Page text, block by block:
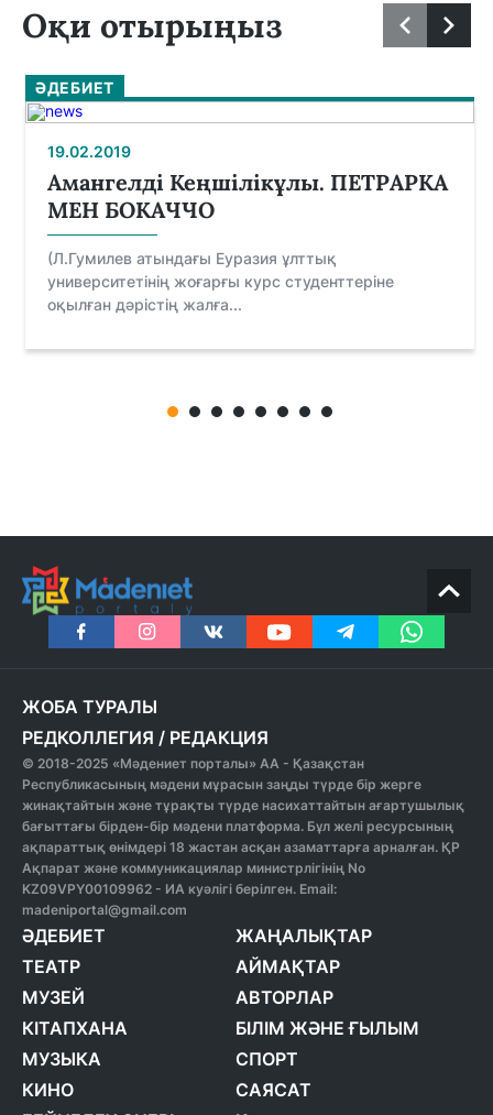
Оқи отырыңыз
ӘДЕБИЕТ
19.02.2019
Амангелді Кеңшілікұлы. ПЕТРАРКА
МЕН БОКАЧЧО
(Л.Гумилев атындағы Еуразия ұлттық
университетінің жоғарғы курс студенттеріне
оқылған дәрістің жалға...
ЖОБА ТУРАЛЫ
РЕДКОЛЛЕГИЯ / РЕДАКЦИЯ
© 2018-2025 «Мәдениет порталы» АА - Қазақстан
Республикасының мәдени мұрасын заңды түрде бір жерге
жинақтайтын және тұрақты түрде насихаттайтын ағартушылық
бағыттағы бірден-бір мәдени платформа. Бұл желі ресурсының
ақпараттық өнімдері 18 жастан асқан азаматтарға арналған. ҚР
Ақпарат және коммуникациялар министрлігінің No
KZ09VPY00109962 - ИА куәлігі берілген. Email:
madeniportal@gmail.com
ӘДЕБИЕТ
ТЕАТР
МУЗЕЙ
КІТАПХАНА
МУЗЫКА
КИНО
ЖАҢАЛЫҚТАР
АЙМАҚТАР
АВТОРЛАР
БІЛІМ ЖӘНЕ ҒЫЛЫМ
СПОРТ
САЯСАТ